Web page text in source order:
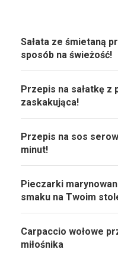
Sałata ze śmietaną
sposób na świeżość!
Przepis na sałatkę z
zaskakująca!
Przepis na sos
minut!
Pieczarki
smaku na Twoim
Carpaccio wołowe
miłośnika